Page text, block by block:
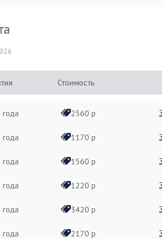
Стоимость
года 2560 р
года 1170 р
года 1560 р
года 1220 р
года 3420 р
года 2170 р